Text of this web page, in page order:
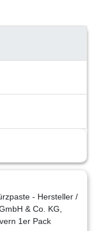
- Hersteller /
& Co. KG,
1er Pack